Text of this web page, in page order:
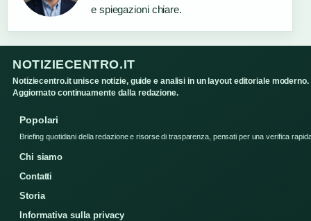
e spiegazioni chiare.
NOTIZIECENTRO.IT
Notiziecentro.it unisce notizie, guide e analisi in un layout editoriale moderno.
Aggiornato continuamente dalla redazione.
Popolari
Briefing quotidiani della redazione e risorse di trasparenza, pensati per una verifica
Chi siamo
Contatti
Storia
Informativa sulla privacy